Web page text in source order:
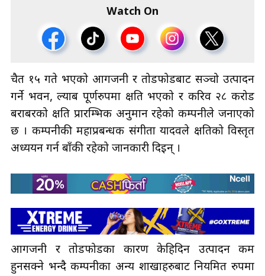
Watch On
चैत १५ गते भएको आगजनी र तोडफोडबाट सञ्चो उत्पादन
गर्ने भवन, ल्याब पूर्णरुपमा क्षति भएको र करिव २८ करोड
बराबरको क्षति प्रारम्भिक अनुमान रहेको कम्पनीले जनाएको
छ । कम्पनीकी महाप्रबन्धक संगीता यादवले क्षतिको विस्तृत
अध्ययन गर्न बाँकी रहेको जानकारी दिइन् ।
आगजनी र तोडफोडका कारण केहिदिन उत्पादन कम
हुनसक्ने भन्दै कम्पनीका अन्य शाखाहरुबाट नियमित रुपमा